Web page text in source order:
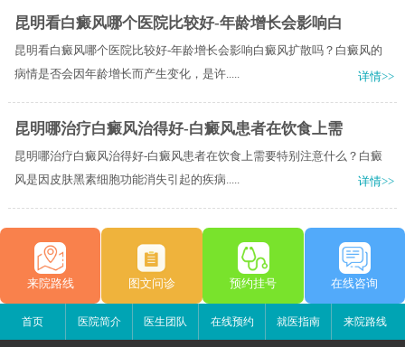
昆明看白癜风哪个医院比较好-年龄增长会影响白
昆明看白癜风哪个医院比较好-年龄增长会影响白癜风扩散吗？白癜风的
病情是否会因年龄增长而产生变化，是许.....
详情>>
昆明哪治疗白癜风治得好-白癜风患者在饮食上需
昆明哪治疗白癜风治得好-白癜风患者在饮食上需要特别注意什么？白癜
风是因皮肤黑素细胞功能消失引起的疾病.....
详情>>
来院路线 图文问诊 预约挂号 在线咨询
首页 医院简介 医生团队 在线预约 就医指南 来院路线